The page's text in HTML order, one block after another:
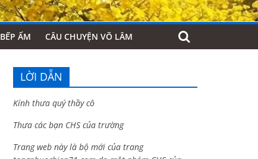
BẾP ẤM CÂU CHUYỆN VÕ LÂM
LỜI DẪN
Kính thưa quý thầy cô
Thưa các bạn CHS của trường
Trang web này là bộ mới của trang